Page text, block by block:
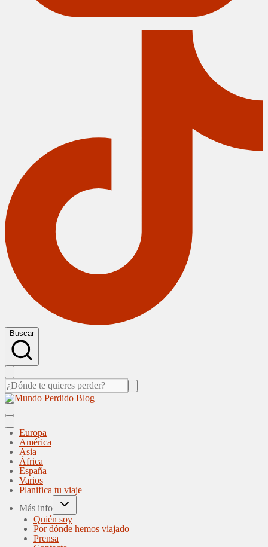
Buscar
Europa
América
Asia
África
España
Varios
Planifica tu viaje
Más info
Quién soy
Por dónde hemos viajado
Prensa